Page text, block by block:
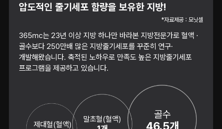
압도적인 줄기세포 함량을 보유한 지방!
*자료제공 : 모닛셀
365mc는 23년 이상 지방 하나만 바라본 지방전문가로 혈액 ·
골수보다 250만배 많은 지방줄기세포를 꾸준히 연구·
개발해왔습니다. 축적된 노하우로 만족도 높은 지방줄기세포
프로그램을 제공하고 있습니다.
제대혈(혈액)
말초혈(혈액) 골수
46.5개